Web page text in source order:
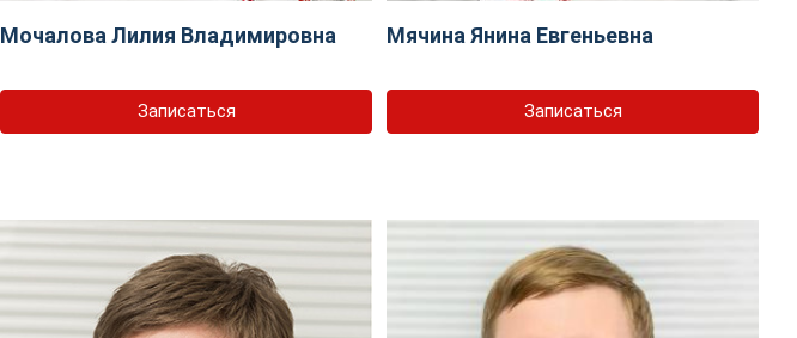
Мочалова Лилия Владимировна
Записаться
Мячина Янина Евгеньевна
Записаться